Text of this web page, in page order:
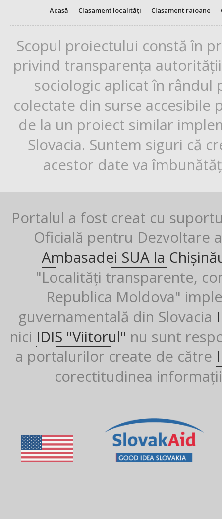
Acasă Clasament localități Clasament raioane
Scopul proiectului constă în
privind transparența
sociologic aplicat în rândul
colectate din surse
de la un proiect similar
Slovacia. Suntem siguri că
acestor date va
Portalul a fost creat cu
Oficială pentru Dezvoltare
Ambasadei SUA la
"Localități transparente,
Republica Moldova"
guvernamentală din Slovacia
nici IDIS "Viitorul" nu sunt
a portalurilor create de către
corectitudinea